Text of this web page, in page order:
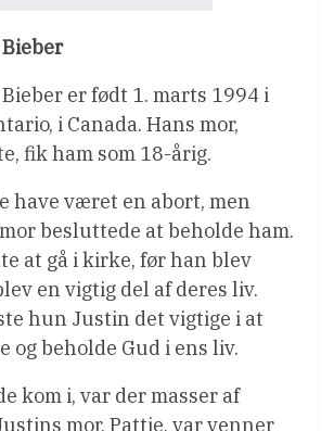
er født 1. marts 1994 i
i Canada. Hans mor,
fik ham som 18-årig.
have været en abort, men
besluttede at beholde ham.
at gå i kirke, før han blev
en vigtig del af deres liv.
hun Justin det vigtige i at
og beholde Gud i ens liv.
kom i, var der masser af
mor, Pattie, var venner